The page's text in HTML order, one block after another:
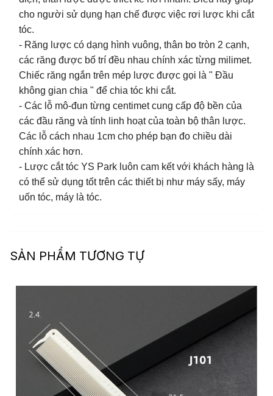
cho người sử dụng hạn chế được việc rơi lược khi cắt
tóc.
- Răng lược có dạng hình vuông, thân bo tròn 2 cạnh,
các răng được bố trí đều nhau chính xác từng milimet.
Chiếc răng ngắn trên mép lược được gọi là " Đầu
không gian chia " để chia tóc khi cắt.
- Các lỗ mô-đun từng centimet cung cấp độ bền của
các đầu răng và tính linh hoạt của toàn bộ thân lược.
Các lỗ cách nhau 1cm cho phép bạn đo chiều dài
chính xác hơn.
- Lược cắt tóc YS Park luôn cam kết với khách hàng là
có thể sử dụng tốt trên các thiết bị như máy sấy, máy
uốn tóc, máy là tóc.
SẢN PHẨM TƯƠNG TỰ